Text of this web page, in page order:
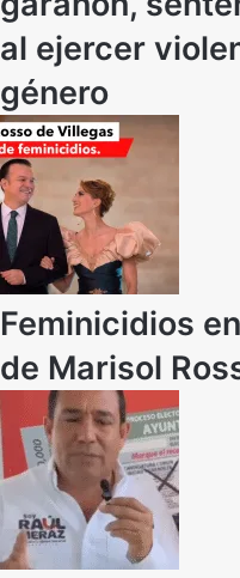
al ejercer
género
Feminicidios
de Marisol